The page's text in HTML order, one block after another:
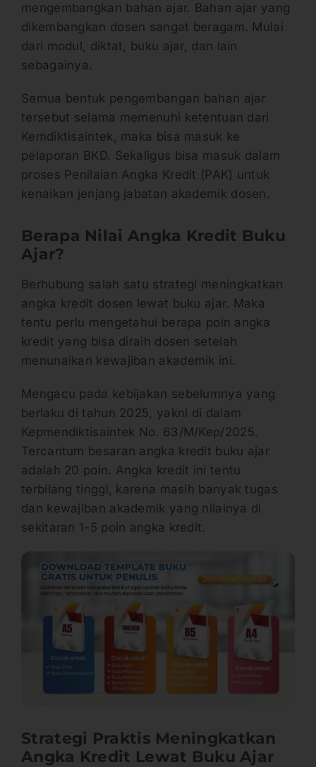
mengembangkan bahan ajar. Bahan ajar yang
dikembangkan dosen sangat beragam. Mulai
dari modul, diktat, buku ajar, dan lain
sebagainya.
Semua bentuk pengembangan bahan ajar
tersebut selama memenuhi ketentuan dari
Kemdiktisaintek, maka bisa masuk ke
pelaporan BKD. Sekaligus bisa masuk dalam
proses Penilaian Angka Kredit (PAK) untuk
kenaikan jenjang jabatan akademik dosen.
Berapa Nilai Angka Kredit Buku
Ajar?
Berhubung salah satu strategi meningkatkan
angka kredit dosen lewat buku ajar. Maka
tentu perlu mengetahui berapa poin angka
kredit yang bisa diraih dosen setelah
menunaikan kewajiban akademik ini.
Mengacu pada kebijakan sebelumnya yang
berlaku di tahun 2025, yakni di dalam
Kepmendiktisaintek No. 63/M/Kep/2025.
Tercantum besaran angka kredit buku ajar
adalah 20 poin. Angka kredit ini tentu
terbilang tinggi, karena masih banyak tugas
dan kewajiban akademik yang nilainya di
sekitaran 1-5 poin angka kredit.
Strategi Praktis Meningkatkan
Angka Kredit Lewat Buku Ajar